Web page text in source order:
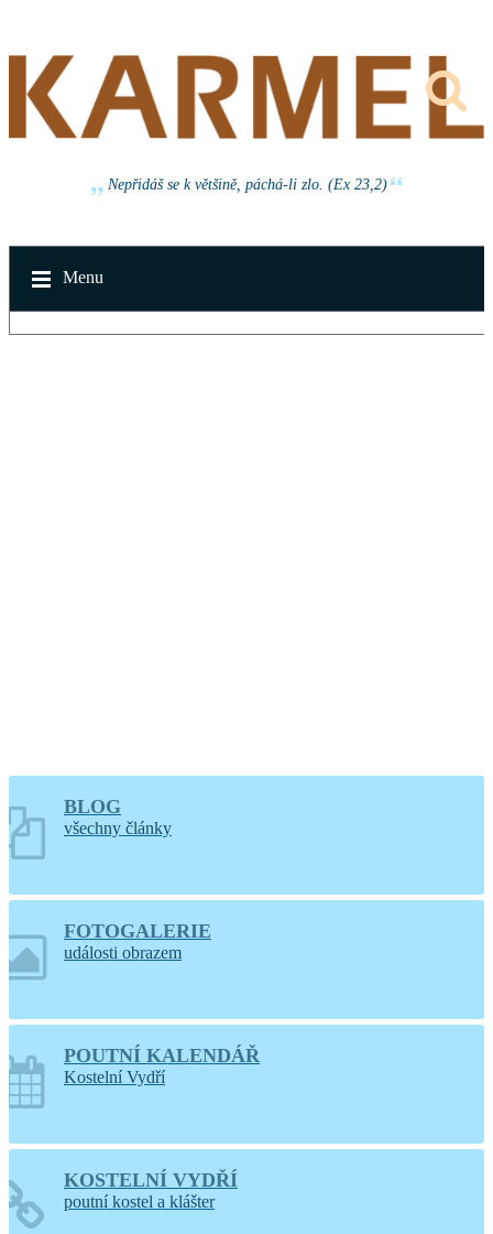
Nepřidáš se k většině, páchá-li zlo. (Ex 23,2)
Menu
BLOG
všechny články
FOTOGALERIE
události obrazem
POUTNÍ KALENDÁŘ
Kostelní Vydří
KOSTELNÍ VYDŘÍ
poutní kostel a klášter